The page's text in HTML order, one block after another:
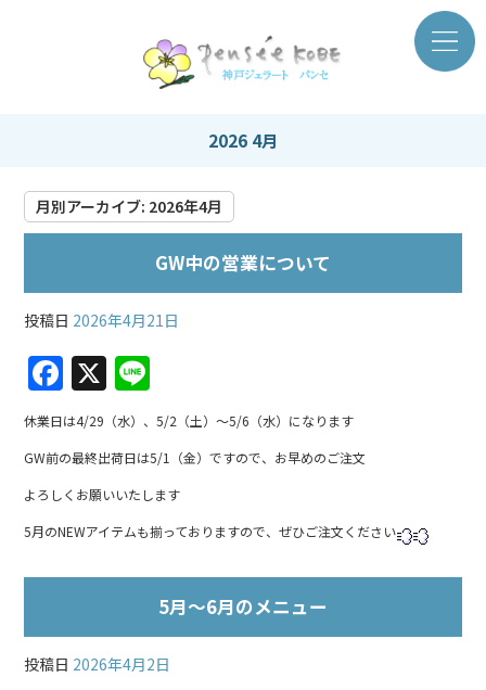
2026 4月
月別アーカイブ: 2026年4月
GW中の営業について
投稿日 2026年4月21日
F
a
c
e
b
o
o
X
n
e
休業日は4/29（水）、5/2（土）～5/6（水）になります
GW前の最終出荷日は5/1（金）ですので、お早めのご注文
よろしくお願いいたします
5月のNEWアイテムも揃っておりますので、ぜひご注文ください
5月～6月のメニュー
投稿日 2026年4月2日